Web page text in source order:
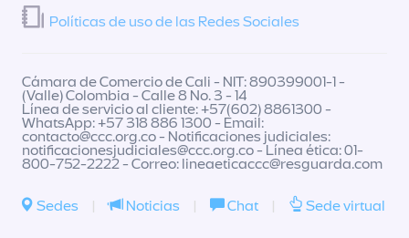
Políticas de uso de las Redes Sociales
Cámara de Comercio de Cali - NIT: 890399001-1 -
(Valle) Colombia - Calle 8 No. 3 - 14
Línea de servicio al cliente: +57(602) 8861300 -
WhatsApp: +57 318 886 1300 - Email:
contacto@ccc.org.co- Notificaciones judiciales:
notificacionesjudiciales@ccc.org.co- Línea ética: 01-
800-752-2222 - Correo: lineaeticaccc@resguarda.com
Sedes | Noticias | Chat | Sede virtual